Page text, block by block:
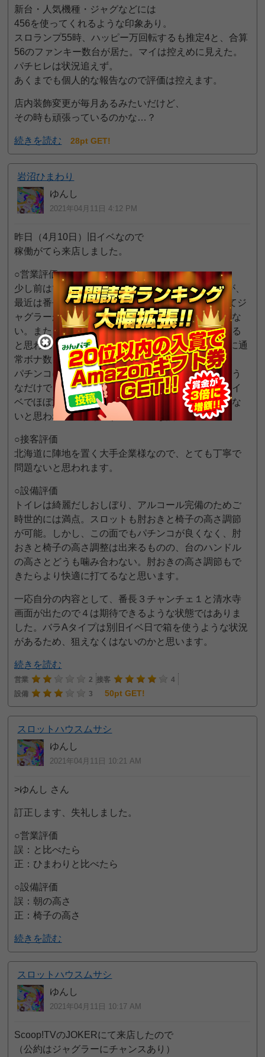
新台・人気機種・ジャグなどには
456を使ってくれるような印象あり。
スロランプ55時、ハッピー万回転するも推定4と、合算
56のファンキー数台が居た。マイは控えめに見えた。
パチヒレは状況追えず。
あくまでも個人的な報告なので評価は控えます。
店内装飾変更が毎月あるみたいだけど、
その時も頑張っているのかな…？
続きを読む 28pt GET!
岩沼ひまわり
ゆんし
2021年04月11日 4:12 PM
昨日（4月10日）旧イベなので
稼働がてら来店しました。
○営業評価
少し前はマイジャグ3,4に上ぽいものを使っていたが、
最近は番長3・北斗に力を入れている。それに反してジ
ャグラーが弱くなったように感じるが…そこは仕方な
い。また、スロキャラの誕生日はそこそこ意識してる
と思われる（ラムラム誕生日に456確認、操誕生日に通
常ボナ数カ所確認）。
パチンコについてはヘソを少しだけいじっているよう
なだけで、他の箇所は動きがないように見えた。旧イ
ベでほぼ通常営業と変わらないといっても差し支えな
いと思われるのがものすごく残念な点。
○接客評価
北海道に陣地を置く大手企業様なので、とても丁寧で
問題ないと思われます。
○設備評価
トイレは綺麗だしおしぼり、アルコール完備のためご
時世的には満点。スロットも肘おきと椅子の高さ調節
が可能。しかし、この面でもパチンコが良くなく、肘
おきと椅子の高さ調整は出来るものの、台のハンドル
の高さとどうも噛み合わない。肘おきの高さ調節もで
きたらより快適に打てるなと思います。
一応自分の内容として、番長３チャンチェ１と清水寺
画面が出たので４は期待できるような状態ではありま
した。バラAタイプは別旧イベ日で箱を使うような状況
があるため、狙えなくはないのかと思います。
続きを読む
営業 2 接客
4
設備
3 50pt GET!
スロットハウスムサシ
ゆんし
2021年04月11日 10:21 AM
>ゆんし さん
訂正します、失礼しました。
○営業評価
誤：と比べたら
正：ひまわりと比べたら
○設備評価
誤：朝の高さ
正：椅子の高さ
続きを読む
スロットハウスムサシ
ゆんし
2021年04月11日 10:17 AM
Scoop!TVのJOKERにて来店したので
（公約はジャグラーにチャンスあり）